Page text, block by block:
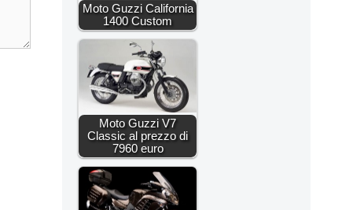
Moto Guzzi California
1400 Custom
Moto Guzzi V7
Classic al prezzo di
7960 euro